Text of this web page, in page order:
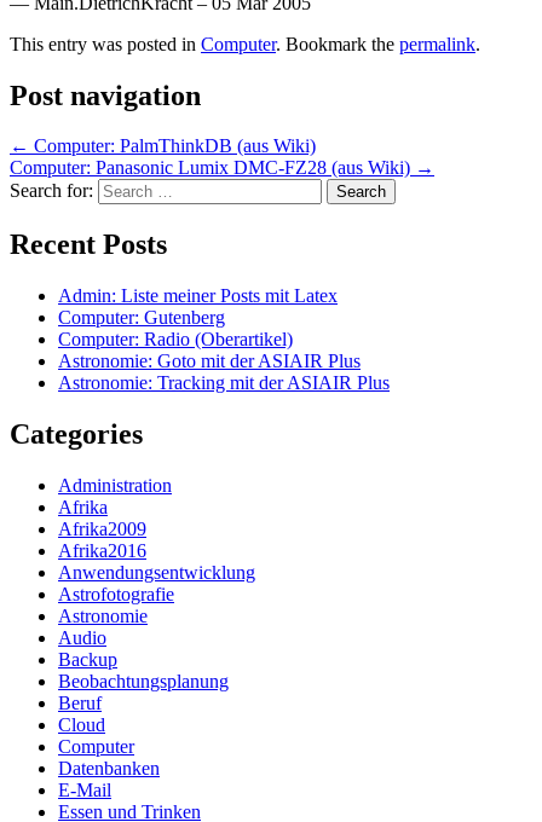
This entry was posted in Computer. Bookmark the permalink.
Post navigation
← Computer: PalmThinkDB (aus Wiki)
Computer: Panasonic Lumix DMC-FZ28 (aus Wiki) →
Search for:
Recent Posts
Admin: Liste meiner Posts mit Latex
Computer: Gutenberg
Computer: Radio (Oberartikel)
Astronomie: Goto mit der ASIAIR Plus
Astronomie: Tracking mit der ASIAIR Plus
Categories
Administration
Afrika
Afrika2009
Afrika2016
Anwendungsentwicklung
Astrofotografie
Astronomie
Audio
Backup
Beobachtungsplanung
Beruf
Cloud
Computer
Datenbanken
E-Mail
Essen und Trinken